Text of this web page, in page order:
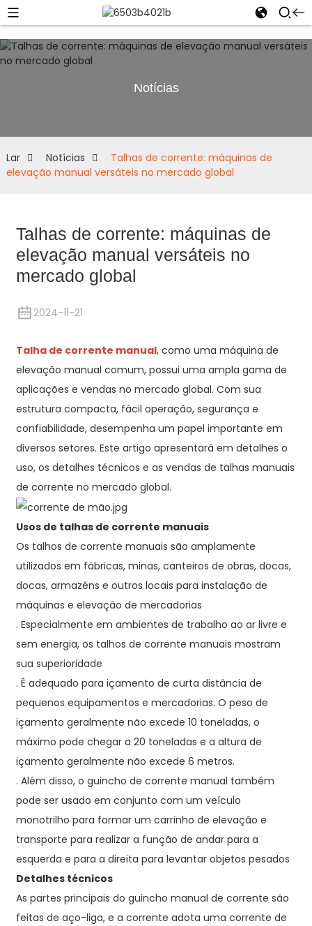
Notícias
Lar Notícias
Talhas de corrente: máquinas de
elevação manual versáteis no mercado global
Talhas de corrente: máquinas de
elevação manual versáteis no
mercado global
2024-11-21
Talha de corrente manual, como uma máquina de
elevação manual comum, possui uma ampla gama de
aplicações e vendas no mercado global. Com sua
estrutura compacta, fácil operação, segurança e
confiabilidade, desempenha um papel importante em
diversos setores. Este artigo apresentará em detalhes o
uso, os detalhes técnicos e as vendas de talhas manuais
de corrente no mercado global.
Usos de talhas de corrente manuais
Os talhos de corrente manuais são amplamente
utilizados em fábricas, minas, canteiros de obras, docas,
docas, armazéns e outros locais para instalação de
máquinas e elevação de mercadorias
. Especialmente em ambientes de trabalho ao ar livre e
sem energia, os talhos de corrente manuais mostram
sua superioridade
. É adequado para içamento de curta distância de
pequenos equipamentos e mercadorias. O peso de
içamento geralmente não excede 10 toneladas, o
máximo pode chegar a 20 toneladas e a altura de
içamento geralmente não excede 6 metros.
. Além disso, o guincho de corrente manual também
pode ser usado em conjunto com um veículo
monotrilho para formar um carrinho de elevação e
transporte para realizar a função de andar para a
esquerda e para a direita para levantar objetos pesados
Detalhes técnicos
As partes principais do guincho manual de corrente são
feitas de aço-liga, e a corrente adota uma corrente de